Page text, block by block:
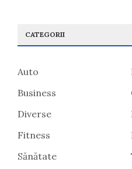
CATEGORII
Auto
Business
Diverse
Fitness
Sănătate